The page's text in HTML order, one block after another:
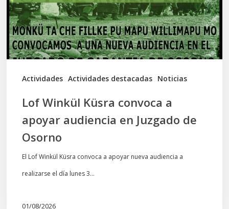
Actividades Actividades destacadas Noticias
apoyar
audiencia
en
Juzgado
Lof Winkül Küsra convoca a
apoyar audiencia en Juzgado de
Osorno
El Lof Winkül Küsra convoca a apoyar nueva audiencia a
realizarse el día lunes 3…
01/08/2026